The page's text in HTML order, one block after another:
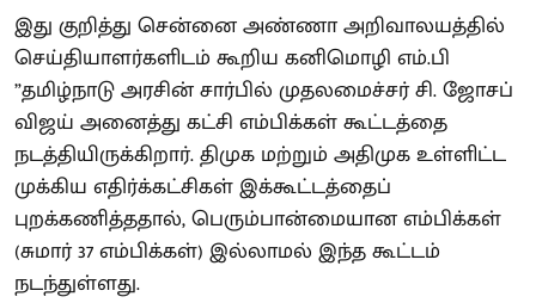
இது குறித்து சென்னை அண்ணா அறிவாலயத்தில்
செய்தியாளர்களிடம் கூறிய கனிமொழி எம்.பி
”தமிழ்நாடு அரசின் சார்பில் முதலமைச்சர் சி. ஜோசப்
விஜய் அனைத்து கட்சி எம்பிக்கள் கூட்டத்தை
நடத்தியிருக்கிறார். திமுக மற்றும் அதிமுக உள்ளிட்ட
முக்கிய எதிர்க்கட்சிகள் இக்கூட்டத்தைப்
புறக்கணித்ததால், பெரும்பான்மையான எம்பிக்கள்
(சுமார் 37 எம்பிக்கள்) இல்லாமல் இந்த கூட்டம்
நடந்துள்ளது.